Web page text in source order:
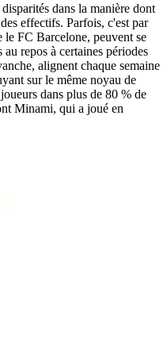
dans la manière dont
effectifs. Parfois, c'est par
le FC Barcelone, peuvent se
au repos à certaines périodes
alignent chaque semaine
sur le même noyau de
dans plus de 80 % de
Minami, qui a joué en